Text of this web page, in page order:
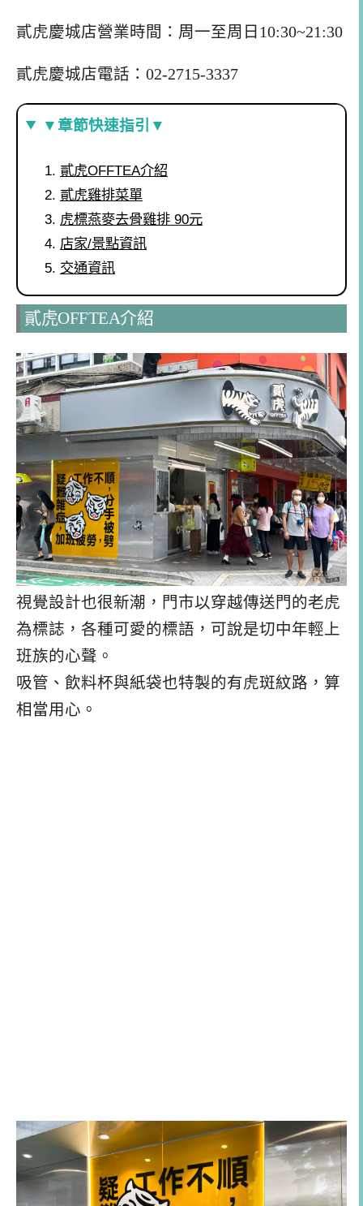
貳虎慶城店營業時間：周一至周日10:30~21:30
貳虎慶城店電話：02-2715-3337
▼章節快速指引▼
貳虎OFFTEA介紹
貳虎雞排菜單
虎標燕麥去骨雞排 90元
店家/景點資訊
交通資訊
貳虎OFFTEA介紹
視覺設計也很新潮，門市以穿越傳送門的老虎
為標誌，各種可愛的標語，可說是切中年輕上
班族的心聲。
吸管、飲料杯與紙袋也特製的有虎斑紋路，算
相當用心。